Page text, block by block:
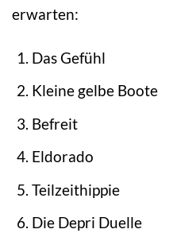
erwarten:
Das Gefühl
Kleine gelbe Boote
Befreit
Eldorado
Teilzeithippie
Die Depri Duelle